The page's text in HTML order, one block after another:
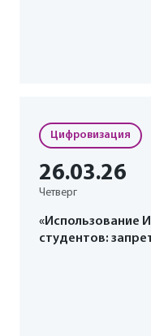
Цифровизация
26.03.26
Четверг
«Использование
студентов: